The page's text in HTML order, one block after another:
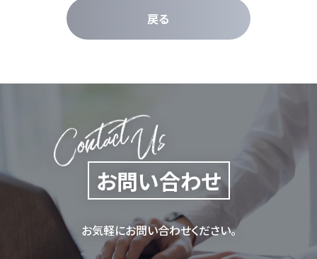
戻る
お問い合わせ
お気軽にお問い合わせください。